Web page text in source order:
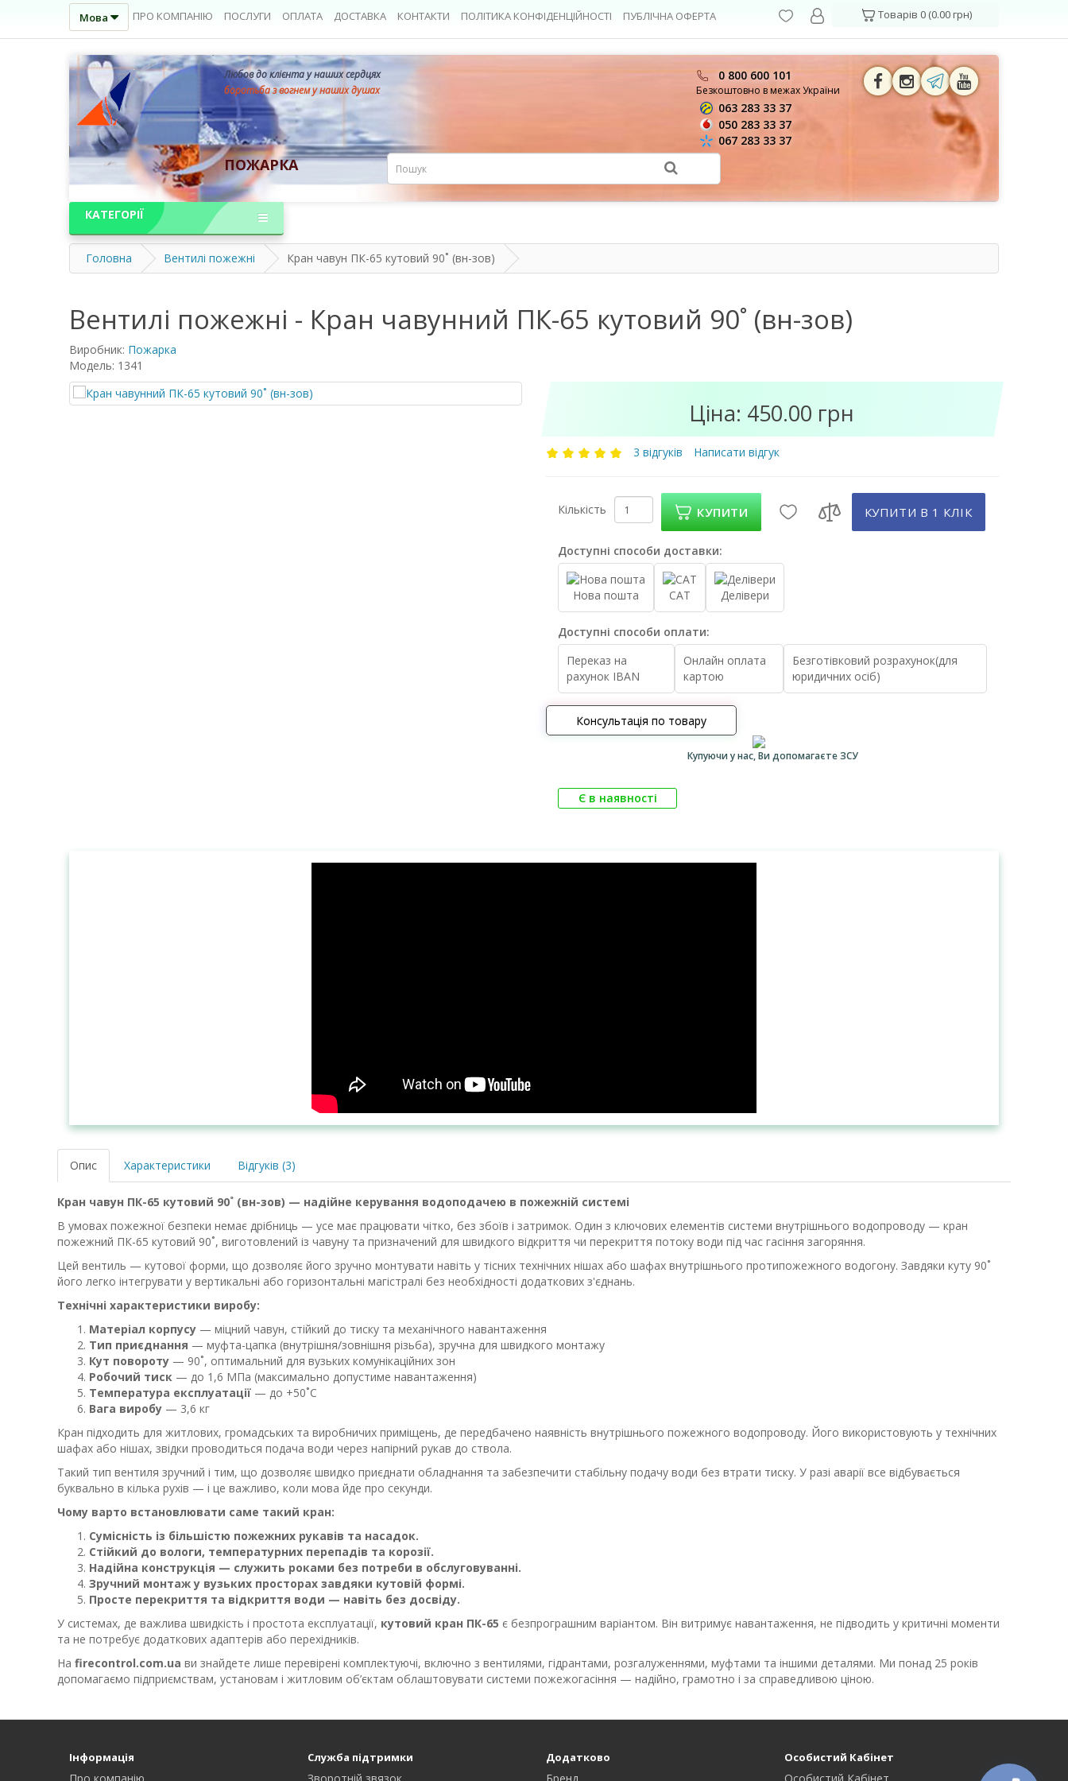
Мова ПРО КОМПАНІЮ ПОСЛУГИ ОПЛАТА ДОСТАВКА КОНТАКТИ ПОЛІТИКА КОНФІДЕНЦІЙНОСТІ ПУБЛІЧНА ОФЕРТА Товарів 0 (0.00 грн)
Любов до клієнта у наших сердцях
боротьба з вогнем у наших душах
ПОЖАРКА
0 800 600 101
Безкоштовно в межах України
063 283 33 37
050 283 33 37
067 283 33 37
КАТЕГОРІЇ
Головна Вентилі пожежні Кран чавун ПК-65 кутовий 90˚ (вн-зов)
Вентилі пожежні - Кран чавунний ПК-65 кутовий 90˚ (вн-зов)
Виробник: Пожарка
Модель: 1341
Ціна: 450.00 грн
3 відгуків Написати відгук
Кількість КУПИТИ КУПИТИ В 1 КЛIК
Доступні способи доставки:
Нова пошта САТ Делівери
Доступні способи оплати:
Переказ на
рахунок IBAN
Онлайн оплата
картою
Безготівковий розрахунок(для
юридичних осіб)
Консультація по товару
Купуючи у нас, Ви допомагаєте ЗСУ
Є в наявності
Опис Характеристики Відгуків (3)
Кран чавун ПК-65 кутовий 90˚ (вн-зов) — надійне керування водоподачею в пожежній системі
В умовах пожежної безпеки немає дрібниць — усе має працювати чітко, без збоїв і затримок. Один з ключових елементів системи внутрішнього водопроводу — кран
пожежний ПК-65 кутовий 90˚, виготовлений із чавуну та призначений для швидкого відкриття чи перекриття потоку води під час гасіння загоряння.
Цей вентиль — кутової форми, що дозволяє його зручно монтувати навіть у тісних технічних нішах або шафах внутрішнього протипожежного водогону. Завдяки куту 90˚
його легко інтегрувати у вертикальні або горизонтальні магістралі без необхідності додаткових з'єднань.
Технічні характеристики виробу:
Матеріал корпусу — міцний чавун, стійкий до тиску та механічного навантаження
Тип приєднання — муфта-цапка (внутрішня/зовнішня різьба), зручна для швидкого монтажу
Кут повороту — 90˚, оптимальний для вузьких комунікаційних зон
Робочий тиск — до 1,6 МПа (максимально допустиме навантаження)
Температура експлуатації — до +50˚С
Вага виробу — 3,6 кг
Кран підходить для житлових, громадських та виробничих приміщень, де передбачено наявність внутрішнього пожежного водопроводу. Його використовують у технічних
шафах або нішах, звідки проводиться подача води через напірний рукав до ствола.
Такий тип вентиля зручний і тим, що дозволяє швидко приєднати обладнання та забезпечити стабільну подачу води без втрати тиску. У разі аварії все відбувається
буквально в кілька рухів — і це важливо, коли мова йде про секунди.
Чому варто встановлювати саме такий кран:
Сумісність із більшістю пожежних рукавів та насадок.
Стійкий до вологи, температурних перепадів та корозії.
Надійна конструкція — служить роками без потреби в обслуговуванні.
Зручний монтаж у вузьких просторах завдяки кутовій формі.
Просте перекриття та відкриття води — навіть без досвіду.
У системах, де важлива швидкість і простота експлуатації, кутовий кран ПК-65 є безпрограшним варіантом. Він витримує навантаження, не підводить у критичні моменти
та не потребує додаткових адаптерів або перехідників.
На firecontrol.com.ua ви знайдете лише перевірені комплектуючі, включно з вентилями, гідрантами, розгалуженнями, муфтами та іншими деталями. Ми понад 25 років
допомагаємо підприємствам, установам і житловим об’єктам облаштовувати системи пожежогасіння — надійно, грамотно і за справедливою ціною.
Інформація Служба підтримки Додатково Особистий Кабінет